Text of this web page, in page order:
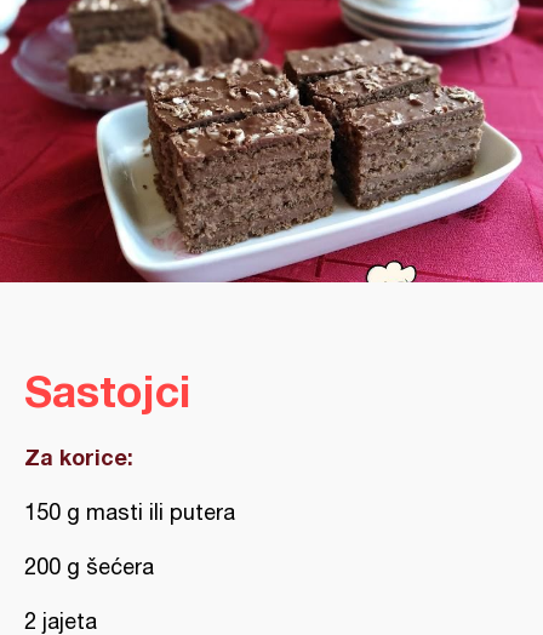
Sastojci
Za korice:
150 g masti ili putera
200 g šećera
2 jajeta